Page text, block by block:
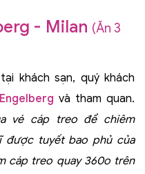
- Milan (Ăn 3
khách sạn, quý khách
và tham quan.
vé cáp treo để chiêm
được tuyết bao phủ của
cáp treo quay 360o trên